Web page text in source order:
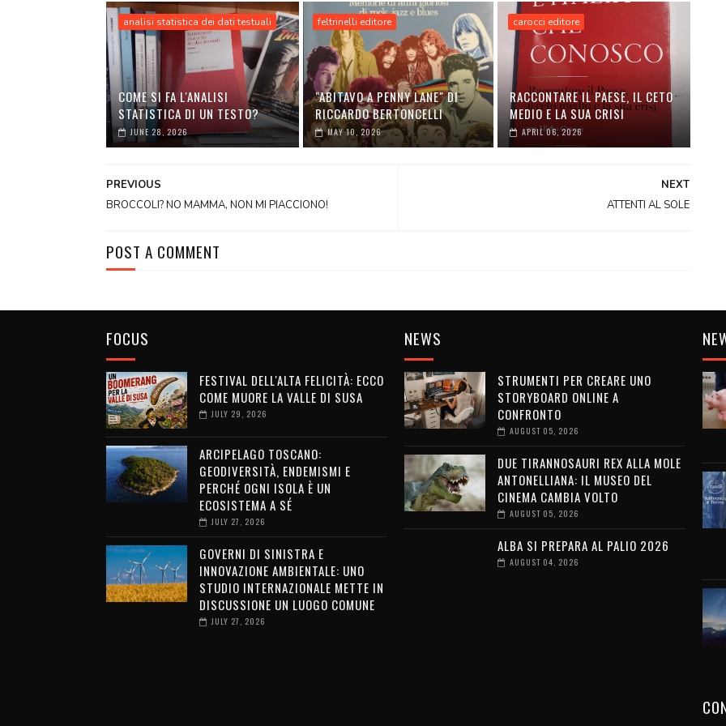
analisi statistica dei dati testuali
COME SI FA L'ANALISI
STATISTICA DI UN TESTO?
JUNE 28, 2026
feltrinelli editore
"ABITAVO A PENNY LANE" DI
RICCARDO BERTONCELLI
MAY 10, 2026
carocci editore
RACCONTARE IL PAESE, IL CETO
MEDIO E LA SUA CRISI
APRIL 06, 2026
NEXT
ATTENTI AL SOLE
PREVIOUS
BROCCOLI? NO MAMMA, NON MI PIACCIONO!
POST A COMMENT
FOCUS
FESTIVAL DELL'ALTA FELICITÀ: ECCO
COME MUORE LA VALLE DI SUSA
JULY 29, 2026
ARCIPELAGO TOSCANO:
GEODIVERSITÀ, ENDEMISMI E
PERCHÉ OGNI ISOLA È UN
ECOSISTEMA A SÉ
JULY 27, 2026
GOVERNI DI SINISTRA E
INNOVAZIONE AMBIENTALE: UNO
STUDIO INTERNAZIONALE METTE IN
DISCUSSIONE UN LUOGO COMUNE
JULY 27, 2026
NEWS
STRUMENTI PER CREARE UNO
STORYBOARD ONLINE A
CONFRONTO
AUGUST 05, 2026
DUE TIRANNOSAURI REX ALLA MOLE
ANTONELLIANA: IL MUSEO DEL
CINEMA CAMBIA VOLTO
AUGUST 05, 2026
ALBA SI PREPARA AL PALIO 2026
AUGUST 04, 2026